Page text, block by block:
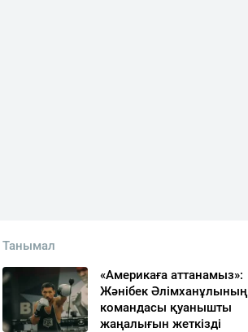
Танымал
«Америкаға аттанамыз»:
Жәнібек Әлімханұлының
командасы қуанышты
жаңалығын жеткізді